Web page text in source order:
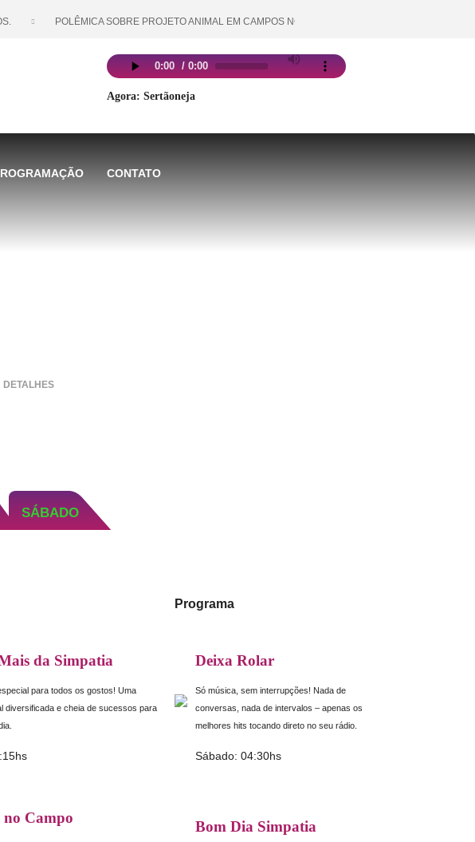
POLÊMICA SOBRE PROJETO ANIMAL EM CAMPOS NOVOS MOBILIZA SECRETARIA
Agora: Sertãoneja
CONTATO
DETALHES
SÁBADO
Programa
da Simpatia
para todos os gostos! Uma
diversificada e cheia de sucessos para
Deixa Rolar
Só música, sem interrupções! Nada de
conversas, nada de intervalos – apenas os
melhores hits tocando direto no seu rádio.
Sábado: 04:30hs
Campo
Bom Dia Simpatia